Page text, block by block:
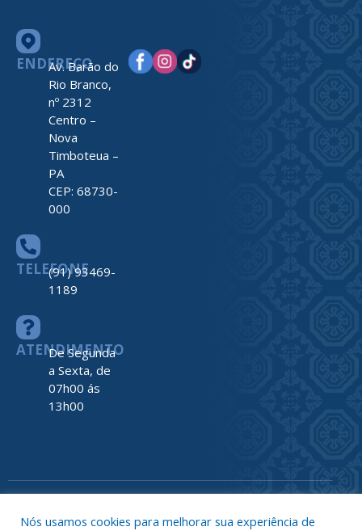
ENDEREÇO
Av. Barão do
Rio Branco,
nº 2312
Centro –
Nova
Timboteua –
PA
CEP: 68730-
000
TELEFONE
(91) 93469-
1189
ATENDIMENTO
De Segunda
a Sexta, de
07h00 ás
13h00
Nós usamos cookies para melhorar sua experiência de